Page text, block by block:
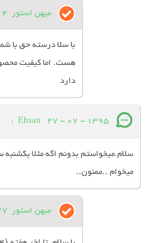
میهن استور 06 - 1395
با سلا درسته حق با
دارد
Ehsan 27 - 07 - 1395
:
سلام.میخواستم بدونم اگه مثلا
میخوام ..ممنون..
میهن استور - 1395